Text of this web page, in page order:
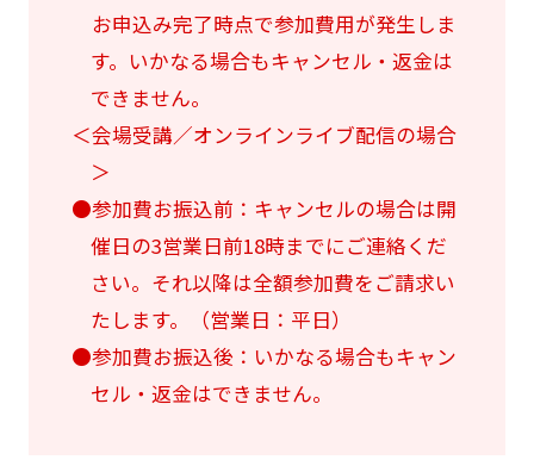
お申込み完了時点で参加費用が発生しま
す。いかなる場合もキャンセル・返金は
できません。
＜会場受講／オンラインライブ配信の場合
＞
●参加費お振込前：キャンセルの場合は開
催日の3営業日前18時までにご連絡くだ
さい。それ以降は全額参加費をご請求い
たします。（営業日：平日）
●参加費お振込後：いかなる場合もキャン
セル・返金はできません。